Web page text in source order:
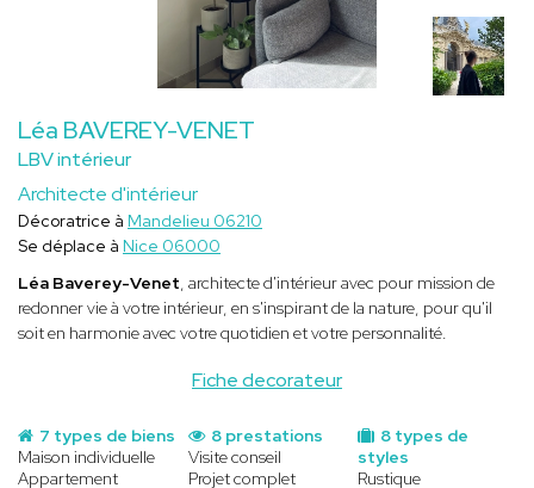
Léa BAVEREY-VENET
LBV intérieur
Architecte d'intérieur
Fiche decorateur
Décoratrice à Mandelieu 06210
Se déplace à Nice 06000
Léa Baverey-Venet , architecte d'intérieur avec pour mission de
redonner vie à votre intérieur, en s'inspirant de la nature, pour qu'il
soit en harmonie avec votre quotidien et votre personnalité.
7 types de biens
Maison individuelle
Appartement
8 types de
styles
Rustique
8 prestations
Visite conseil
Projet complet